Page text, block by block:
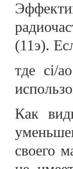
(11э).
тде ci/
Как
своего